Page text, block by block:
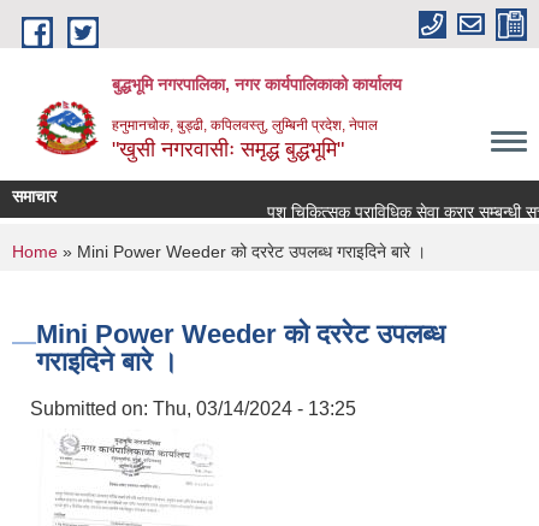
Skip to main content
बुद्धभूमि नगरपालिका, नगर कार्यपालिकाको कार्यालय
हनुमानचोक, बुड्ढी, कपिलवस्तु, लुम्बिनी प्रदेश, नेपाल
"खुसी नगरवासीः समृद्ध बुद्धभूमि"
समाचार
पशु चिकित्सक प्राविधिक सेवा करार सम्बन्धी
You are here
Home » Mini Power Weeder को दररेट उपलब्ध गराइदिने बारे ।
Mini Power Weeder को दररेट उपलब्ध
गराइदिने बारे ।
Submitted on: Thu, 03/14/2024 - 13:25